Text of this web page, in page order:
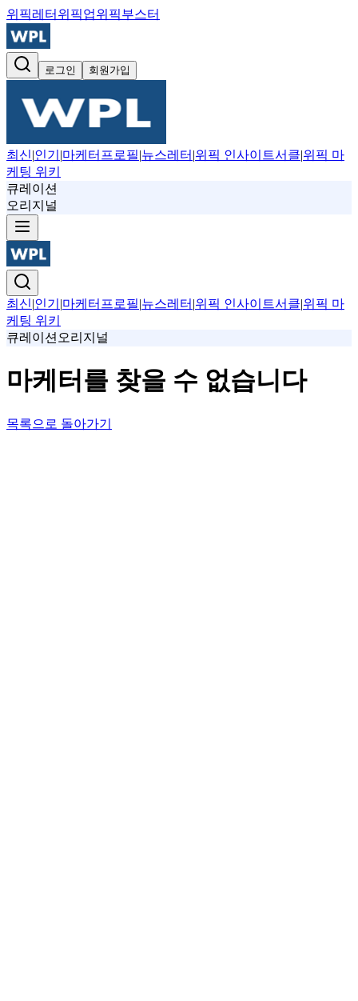
위픽레터 위픽업위픽부스터
로그인 회원가입
최신|인기 |마케터프로필|뉴스레터 |위픽 인사이트서클|위픽 마
케팅 위키
큐레이션
오리지널
최신|인기 |마케터프로필|뉴스레터 |위픽 인사이트서클|위픽 마
케팅 위키
큐레이션 오리지널
마케터를 찾을 수 없습니다
목록으로 돌아가기